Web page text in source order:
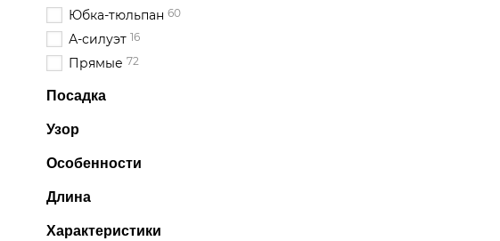
Юбка-тюльпан 60
А-силуэт 16
Прямые 72
Посадка
Узор
Особенности
Длина
Характеристики